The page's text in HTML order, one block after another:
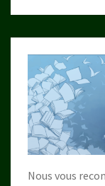
Nous vous